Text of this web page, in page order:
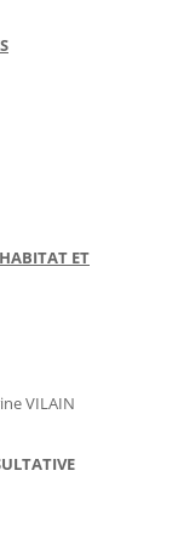
ET
VILAIN